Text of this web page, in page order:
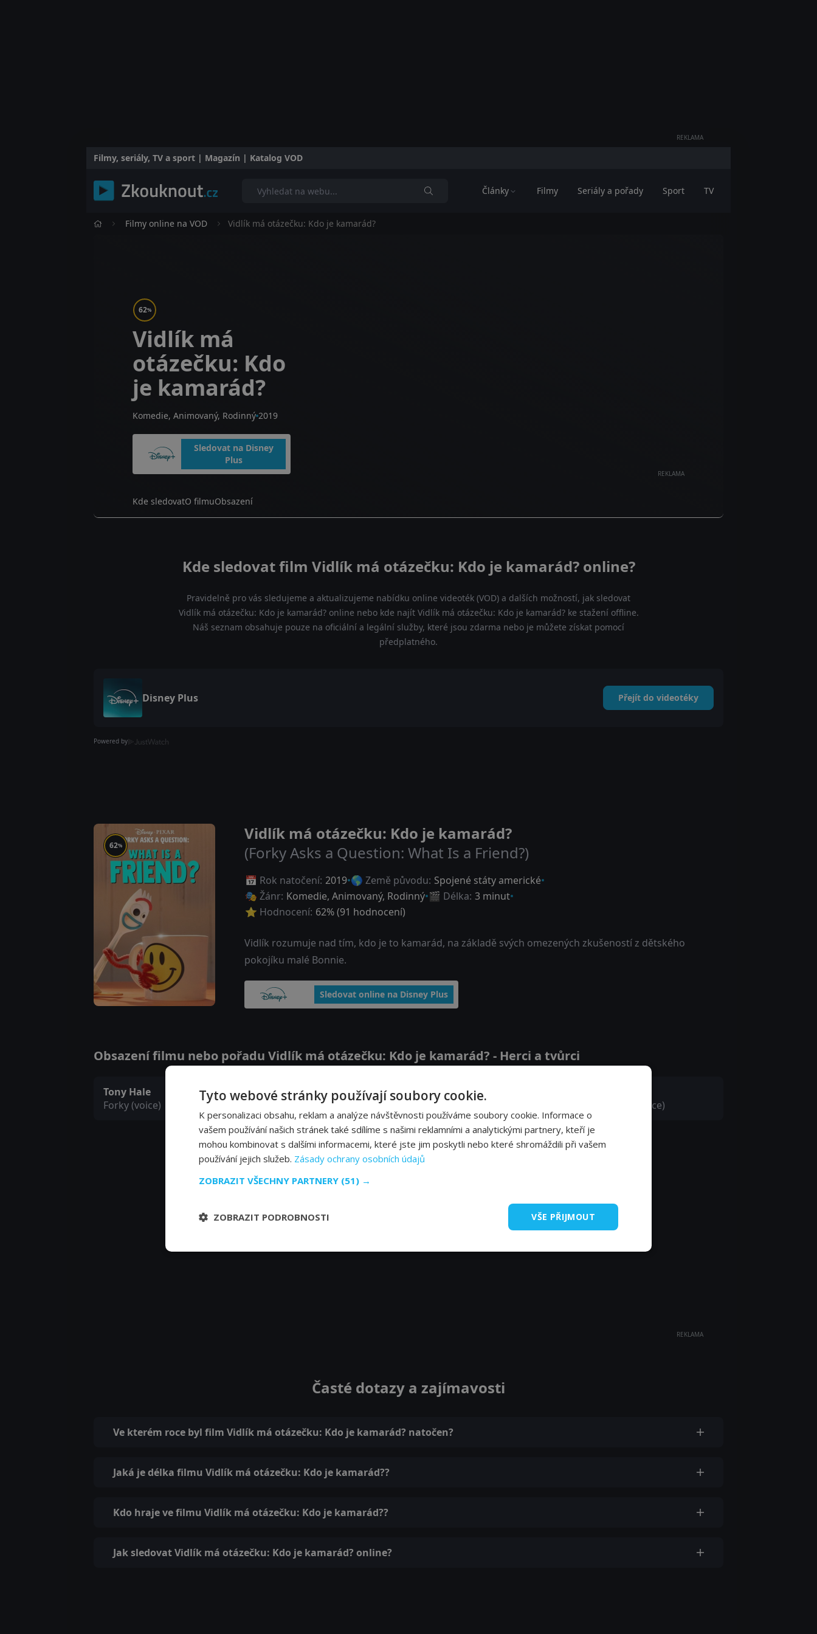
REKLAMA
Filmy, seriály, TV a sport | Magazín | Katalog VOD
Články Filmy Seriály a pořady Sport TV
Filmy online na VOD Vidlík má otázečku: Kdo je kamarád?
REKLAMA
62%
Vidlík má
otázečku: Kdo
je kamarád?
Komedie, Animovaný, Rodinný 2019
Sledovat na Disney
Plus
Kde sledovatO filmuObsazení
Kde sledovat film Vidlík má otázečku: Kdo je kamarád? online?
Pravidelně pro vás sledujeme a aktualizujeme nabídku online videoték (VOD) a dalších možností, jak sledovat
Vidlík má otázečku: Kdo je kamarád? online nebo kde najít Vidlík má otázečku: Kdo je kamarád? ke stažení offline.
Náš seznam obsahuje pouze na oficiální a legální služby, které jsou zdarma nebo je můžete získat pomocí
předplatného.
Disney Plus Přejít do videotéky
Powered by
62%
Vidlík má otázečku: Kdo je kamarád?
(Forky Asks a Question: What Is a Friend?)
📅 Rok natočení: 2019 🌎 Země původu: Spojené státy americké
🎭 Žánr: Komedie, Animovaný, Rodinný 🎬 Délka: 3 minut
⭐ Hodnocení: 62% (91 hodnocení)
Vidlík rozumuje nad tím, kdo je to kamarád, na základě svých omezených zkušeností z dětského
pokojíku malé Bonnie.
Sledovat online na Disney Plus
Obsazení filmu nebo pořadu Vidlík má otázečku: Kdo je kamarád? - Herci a tvůrci
Tony Hale
Forky (voice)
John Ratzenberger
Hamm (voice)
Voice Over Announcer (voice)
REKLAMA
Časté dotazy a zajímavosti
Ve kterém roce byl film Vidlík má otázečku: Kdo je kamarád? natočen?
Jaká je délka filmu Vidlík má otázečku: Kdo je kamarád??
Kdo hraje ve filmu Vidlík má otázečku: Kdo je kamarád??
Jak sledovat Vidlík má otázečku: Kdo je kamarád? online?
Tyto webové stránky používají soubory cookie.
K personalizaci obsahu, reklam a analýze návštěvnosti používáme soubory cookie. Informace o
vašem používání našich stránek také sdílíme s našimi reklamními a analytickými partnery, kteří je
mohou kombinovat s dalšími informacemi, které jste jim poskytli nebo které shromáždili při vašem
používání jejich služeb. Zásady ochrany osobních údajů
ZOBRAZIT VŠECHNY PARTNERY (51) →
VŠE PŘIJMOUT
ZOBRAZIT PODROBNOSTI